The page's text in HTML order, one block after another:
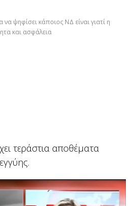
να ψηφίσει κάποιος ΝΔ είναι γιατί η
και ασφάλεια
τεράστια αποθέματα